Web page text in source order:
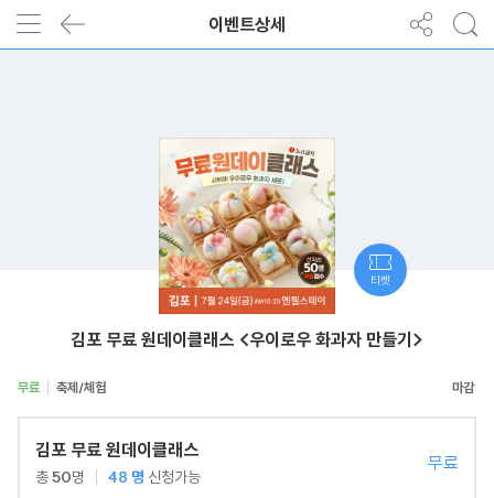
이벤트상세
김포 무료 원데이클래스 <우이로우 화과자 만들기>
무료 축제/체험
김포 무료 원데이클래스
총50명 48 명 신청가능
무료
티켓